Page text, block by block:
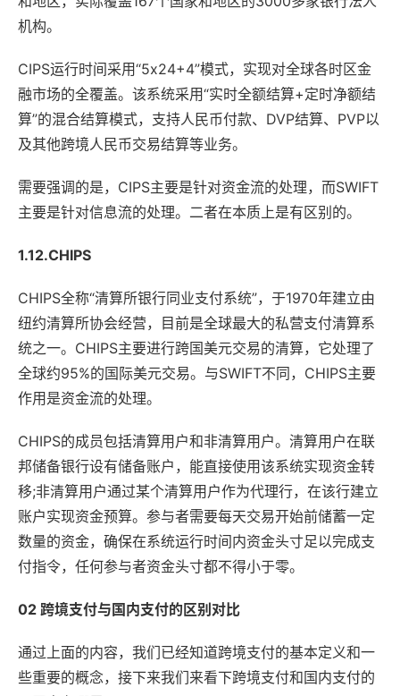
机构。
CIPS运行时间采用“5x24+4”模式，实现对全球各时区金
融市场的全覆盖。该系统采用“实时全额结算+定时净额结
算”的混合结算模式，支持人民币付款、DVP结算、PVP以
及其他跨境人民币交易结算等业务。
需要强调的是，CIPS主要是针对资金流的处理，而SWIFT
主要是针对信息流的处理。二者在本质上是有区别的。
1.12.CHIPS
CHIPS全称“清算所银行同业支付系统”，于1970年建立由
纽约清算所协会经营，目前是全球最大的私营支付清算系
统之一。CHIPS主要进行跨国美元交易的清算，它处理了
全球约95%的国际美元交易。与SWIFT不同，CHIPS主要
作用是资金流的处理。
CHIPS的成员包括清算用户和非清算用户。清算用户在联
邦储备银行设有储备账户，能直接使用该系统实现资金转
移;非清算用户通过某个清算用户作为代理行，在该行建立
账户实现资金预算。参与者需要每天交易开始前储蓄一定
数量的资金，确保在系统运行时间内资金头寸足以完成支
付指令，任何参与者资金头寸都不得小于零。
02 跨境支付与国内支付的区别对比
通过上面的内容，我们已经知道跨境支付的基本定义和一
些重要的概念，接下来我们来看下跨境支付和国内支付的